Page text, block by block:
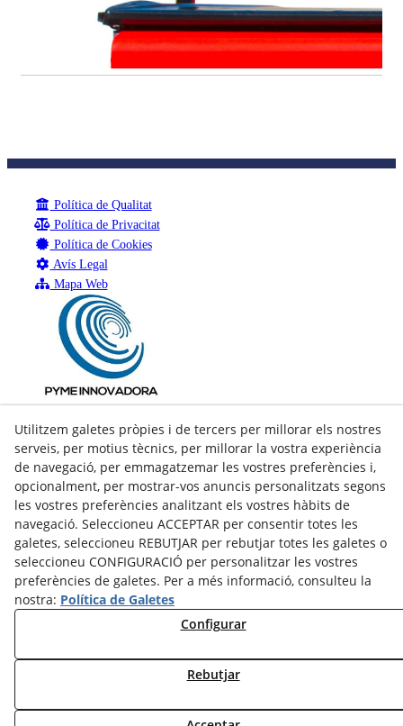
Política de Qualitat
Política de Privacitat
Política de Cookies
Avís Legal
Mapa Web
© 08/2026 LAMUSA AGROINDUSTRIAL, S.L. - Tots els drets
Utilitzem galetes pròpies i de tercers per millorar els nostres
serveis, per motius tècnics, per millorar la vostra experiència
de navegació, per emmagatzemar les vostres preferències i,
opcionalment, per mostrar-vos anuncis personalitzats segons
les vostres preferències analitzant els vostres hàbits de
navegació. Seleccioneu ACCEPTAR per consentir totes les
galetes, seleccioneu REBUTJAR per rebutjar totes les galetes o
seleccioneu CONFIGURACIÓ per personalitzar les vostres
preferències de galetes. Per a més informació, consulteu la
nostra: Política de Galetes
Configurar
Rebutjar